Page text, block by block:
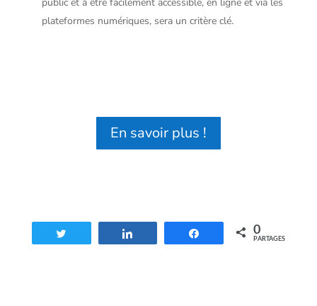
plateformes numériques, sera un critère clé.
En savoir plus !
Partagez 0
PARTAGES